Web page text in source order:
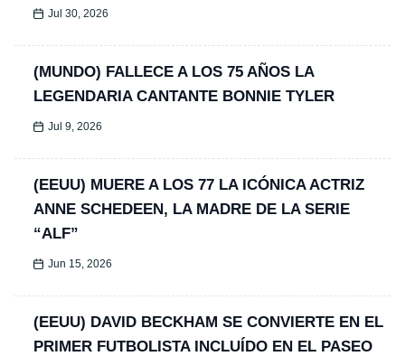
Jul 30, 2026
(MUNDO) FALLECE A LOS 75 AÑOS LA
LEGENDARIA CANTANTE BONNIE TYLER
Jul 9, 2026
(EEUU) MUERE A LOS 77 LA ICÓNICA ACTRIZ
ANNE SCHEDEEN, LA MADRE DE LA SERIE
“ALF”
Jun 15, 2026
(EEUU) DAVID BECKHAM SE CONVIERTE EN EL
PRIMER FUTBOLISTA INCLUÍDO EN EL PASEO